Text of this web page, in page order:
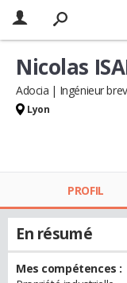
Nicolas
Adocia Ingénieur
Lyon
PROFIL
En résumé
Mes compétences :